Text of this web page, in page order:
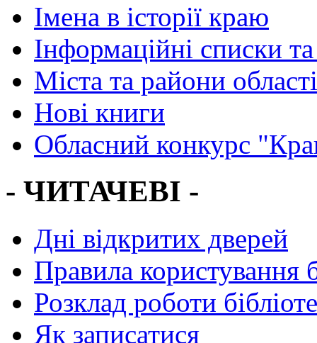
Імена в історії краю
Інформаційні списки
Міста та райони області
Нові книги
Обласний конкурс
- ЧИТАЧЕВІ -
Дні відкритих дверей
Правила користування
Розклад роботи
Як записатися